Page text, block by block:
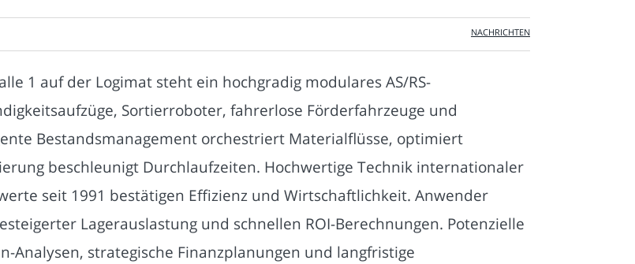
NACHRICHTEN
1 auf der Logimat steht ein hochgradig modulares AS/RS-
Sortierroboter, fahrerlose Förderfahrzeuge und
Bestandsmanagement orchestriert Materialflüsse, optimiert
beschleunigt Durchlaufzeiten. Hochwertige Technik internationaler
seit 1991 bestätigen Effizienz und Wirtschaftlichkeit. Anwender
Lagerauslastung und schnellen ROI-Berechnungen. Potenzielle
strategische Finanzplanungen und langfristige